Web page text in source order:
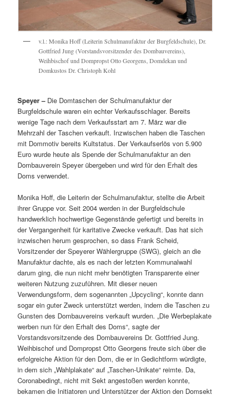
v.l.: Monika Hoff (Leiterin Schulmanufaktur der Burgfeldschule), Dr.
Gottfried Jung (Vorstandsvorsitzender des Dombauvereins),
Weihbischof und Dompropst Otto Georgens, Domdekan und
Domkustos Dr. Christoph Kohl
Speyer – Die Domtaschen der Schulmanufaktur der
Burgfeldschule waren ein echter Verkaufsschlager. Bereits
wenige Tage nach dem Verkaufsstart am 7. März war die
Mehrzahl der Taschen verkauft. Inzwischen haben die Taschen
mit Dommotiv bereits Kultstatus. Der Verkaufserlös von 5.900
Euro wurde heute als Spende der Schulmanufaktur an den
Dombauverein Speyer übergeben und wird für den Erhalt des
Doms verwendet.
Monika Hoff, die Leiterin der Schulmanufaktur, stellte die Arbeit
ihrer Gruppe vor. Seit 2004 werden in der Burgfeldschule
handwerklich hochwertige Gegenstände gefertigt und bereits in
der Vergangenheit für karitative Zwecke verkauft. Das hat sich
inzwischen herum gesprochen, so dass Frank Scheid,
Vorsitzender der Speyerer Wählergruppe (SWG), gleich an die
Manufaktur dachte, als es nach der letzten Kommunalwahl
darum ging, die nun nicht mehr benötigten Transparente einer
weiteren Nutzung zuzuführen. Mit dieser neuen
Verwendungsform, dem sogenannten „Upcycling“, konnte dann
sogar ein guter Zweck unterstützt werden, indem die Taschen zu
Gunsten des Dombauvereins verkauft wurden. „Die Werbeplakate
werben nun für den Erhalt des Doms“, sagte der
Vorstandsvorsitzende des Dombauvereins Dr. Gottfried Jung.
Weihbischof und Dompropst Otto Georgens freute sich über die
erfolgreiche Aktion für den Dom, die er in Gedichtform würdigte,
in dem sich „Wahlplakate“ auf „Taschen-Unikate“ reimte. Da,
Coronabedingt, nicht mit Sekt angestoßen werden konnte,
bekamen die Initiatoren und Unterstützer der Aktion den Domsekt